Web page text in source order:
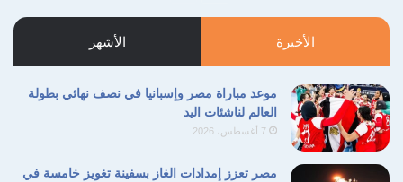
السابقة التالية
الأخيرة الأشهر
موعد مباراة مصر وإسبانيا في نصف نهائي بطولة
العالم لناشئات اليد
7 أغسطس، 2026
مصر تعزز إمدادات الغاز بسفينة تغويز خامسة في